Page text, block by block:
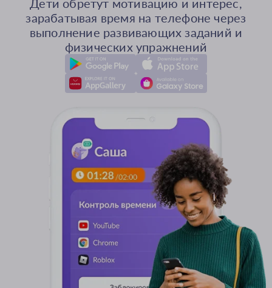
зарабатывая время на телефоне через
выполнение развивающих заданий и
физических упражнений